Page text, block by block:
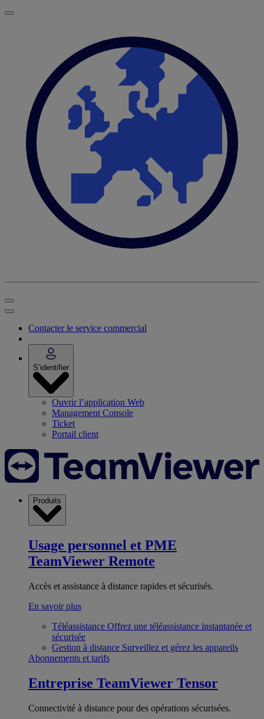
Contacter le service commercial
S’identifier
Ouvrir l’application Web
Management Console
Ticket
Portail client
Produits
Usage personnel et PME
TeamViewer Remote
Accès et assistance à distance rapides et sécurisés.
En savoir plus
Téléassistance Offrez une téléassistance instantanée et
sécurisée
Gestion à distance Surveillez et gérez les appareils
Abonnements et tarifs
Entreprise TeamViewer Tensor
Connectivité à distance pour des opérations sécurisées.